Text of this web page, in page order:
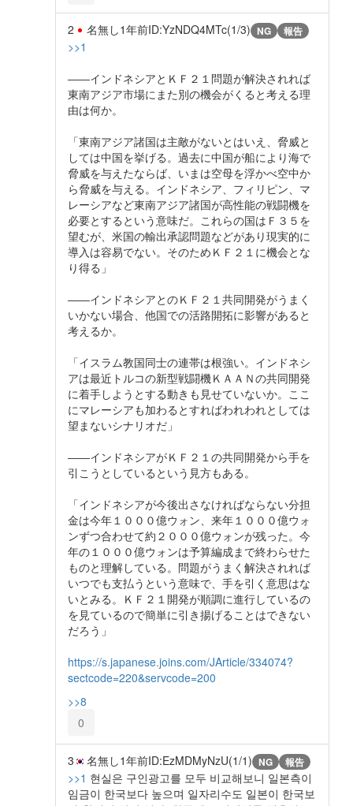
2 名無し1年前ID:YzNDQ4MTc(1/3) NG 報告
>>1
――インドネシアとＫＦ２１問題が解決されれば
東南アジア市場にまた別の機会がくると考える理
由は何か。
「東南アジア諸国は主敵がないとはいえ、脅威と
しては中国を挙げる。過去に中国が船により海で
脅威を与えたならば、いまは空母を浮かべ空中か
ら脅威を与える。インドネシア、フィリピン、マ
レーシアなど東南アジア諸国が高性能の戦闘機を
必要とするという意味だ。これらの国はＦ３５を
望むが、米国の輸出承認問題などがあり現実的に
導入は容易でない。そのためＫＦ２１に機会とな
り得る」
――インドネシアとのＫＦ２１共同開発がうまく
いかない場合、他国での活路開拓に影響があると
考えるか。
「イスラム教国同士の連帯は根強い。インドネシ
アは最近トルコの新型戦闘機ＫＡＡＮの共同開発
に着手しようとする動きも見せていないか。ここ
にマレーシアも加わるとすればわれわれとしては
望まないシナリオだ」
――インドネシアがＫＦ２１の共同開発から手を
引こうとしているという見方もある。
「インドネシアが今後出さなければならない分担
金は今年１０００億ウォン、来年１０００億ウォ
ンずつ合わせて約２０００億ウォンが残った。今
年の１０００億ウォンは予算編成まで終わらせた
ものと理解している。問題がうまく解決されれば
いつでも支払うという意味で、手を引く意思はな
いとみる。ＫＦ２１開発が順調に進行しているの
を見ているので簡単に引き揚げることはできない
だろう」
https://s.japanese.joins.com/JArticle/334074?
sectcode=220&servcode=200
>>8
0
3 名無し1年前ID:EzMDMyNzU(1/1) NG 報告
>>1 현실은 구인광고를 모두 비교해보니 일본측이
임금이 한국보다 높으며 일자리수도 일본이 한국보